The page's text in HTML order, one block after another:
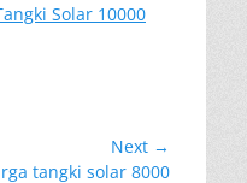
Solar 10000
Next →
tangki solar 8000